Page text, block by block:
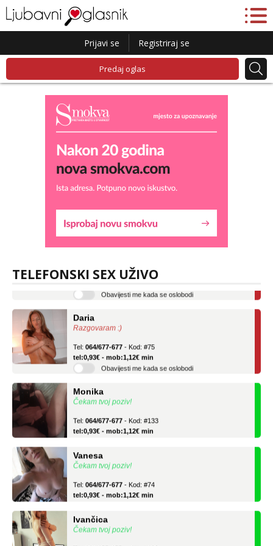
Prijavi se Registriraj se
Predaj oglas
TELEFONSKI SEX UŽIVO
Lucija
Razgovaram :)
tel:0,93€ - mob:1,12€ min
Razgovaram :)
tel:0,93€ - mob:1,12€ min
Obavijesti me kada se oslobodi
Čekam tvoj poziv!
tel:0,93€ - mob:1,12€ min
Čekam tvoj poziv!
tel:0,93€ - mob:1,12€ min
Čekam tvoj poziv!